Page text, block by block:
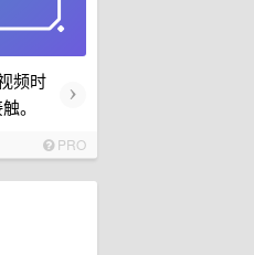
频时
。
›
PRO